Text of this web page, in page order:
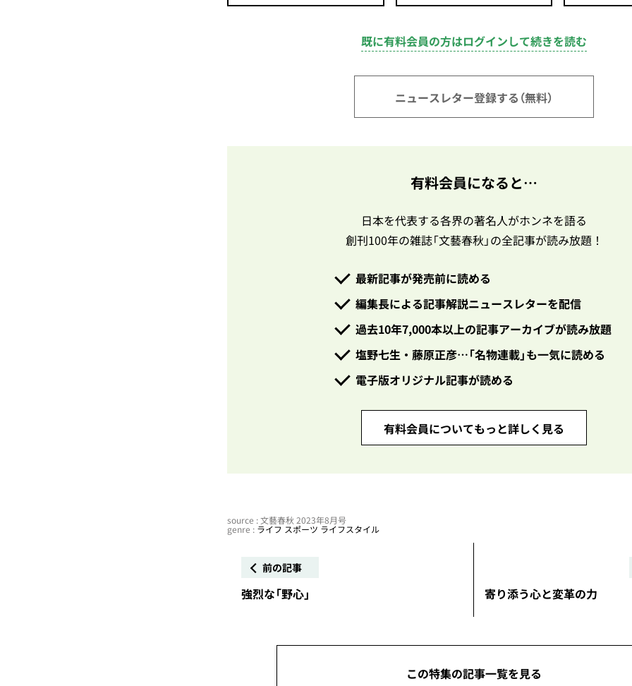
既に有料会員の方はログインして続きを読む
ニュースレター登録する（無料）
有料会員になると…
日本を代表する各界の著名人がホンネを語る
創刊100年の雑誌「文藝春秋」の全記事が読み放題！
最新記事が発売前に読める
編集長による記事解説ニュースレターを配信
過去10年7,000本以上の記事アーカイブが読み放題
塩野七生・藤原正彦…「名物連載」も一気に読める
電子版オリジナル記事が読める
有料会員についてもっと詳しく見る
source : 文藝春秋 2023年8月号
genre : ライフ スポーツ ライフスタイル
前の記事
強烈な「野心」 寄り添う心と変革の力
この特集の記事一覧を見る